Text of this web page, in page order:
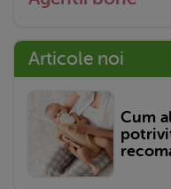
Articole noi
Cum